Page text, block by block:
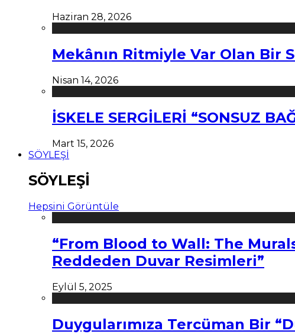
Haziran 28, 2026
Mekânın Ritmiyle Var Olan Bir
Nisan 14, 2026
İSKELE SERGİLERİ “SONSUZ
Mart 15, 2026
SÖYLEŞİ
SÖYLEŞİ
Hepsini Görüntüle
“From Blood to Wall: The
Reddeden Duvar Resimleri”
Eylül 5, 2025
Duygularımıza Tercüman Bir